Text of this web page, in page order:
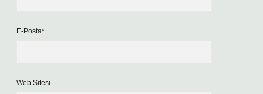
E-Posta*
Web Sitesi